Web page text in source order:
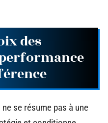
des
se résume pas à une